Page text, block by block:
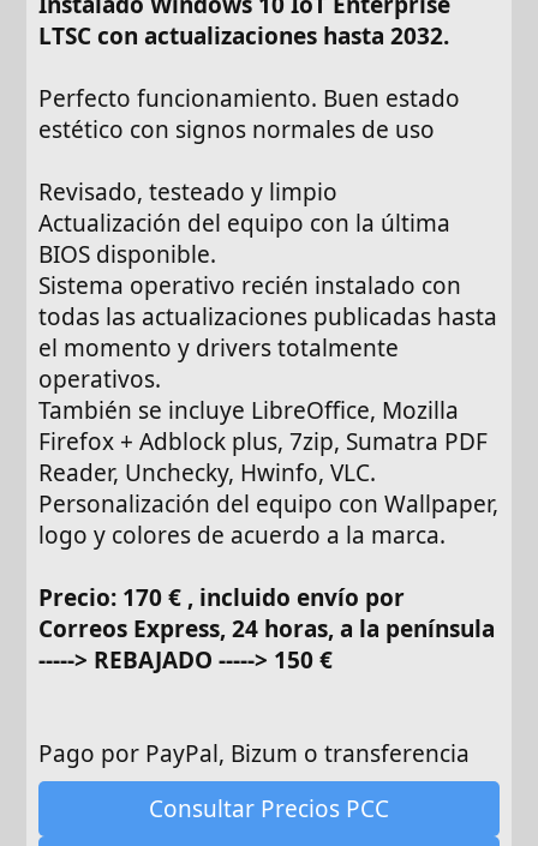
LTSC con actualizaciones hasta 2032.
Perfecto funcionamiento. Buen estado
estético con signos normales de uso
Revisado, testeado y limpio
Actualización del equipo con la última
BIOS disponible.
Sistema operativo recién instalado con
todas las actualizaciones publicadas hasta
el momento y drivers totalmente
operativos.
También se incluye LibreOffice, Mozilla
Firefox + Adblock plus, 7zip, Sumatra PDF
Reader, Unchecky, Hwinfo, VLC.
Personalización del equipo con Wallpaper,
logo y colores de acuerdo a la marca.
Precio: 170 € , incluido envío por
Correos Express, 24 horas, a la península
-----> REBAJADO -----> 150 €
Pago por PayPal, Bizum o transferencia
Consultar Precios PCC